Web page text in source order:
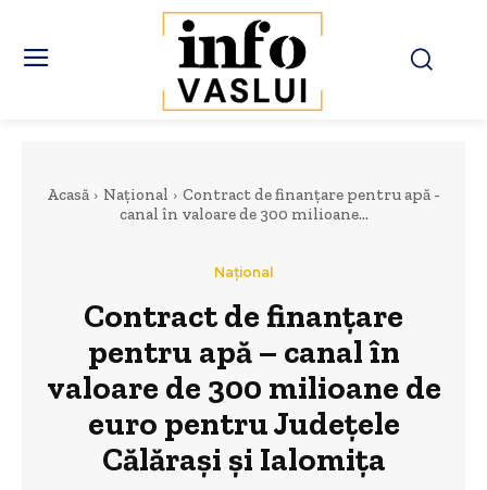
Acasă Național
Contract de finanțare pentru apă -
canal în valoare de 300 milioane...
Național
Contract de finanțare
pentru apă – canal în
valoare de 300 milioane de
euro pentru Județele
Călărași și Ialomița